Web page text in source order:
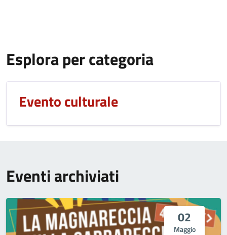
Esplora per categoria
Evento culturale
Eventi archiviati
02
Maggio